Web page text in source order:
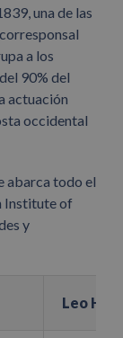
una de las
a los
90% del
actuación
occidental
abarca todo el
Institute of
y
Leo